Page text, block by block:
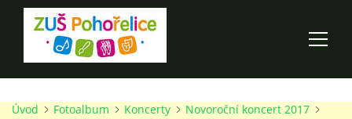
ÚVOD
Úvod Fotoalbum Koncerty
Novoroční koncert 2017